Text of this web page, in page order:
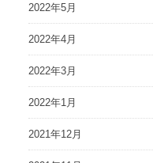
2022年5月
2022年4月
2022年3月
2022年1月
2021年12月